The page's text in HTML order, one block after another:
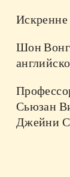
Шон
Сьюзан
Джейни